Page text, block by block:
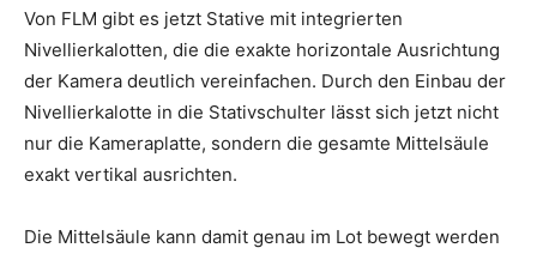
Von FLM gibt es jetzt Stative mit integrierten
Nivellierkalotten, die die exakte horizontale Ausrichtung
der Kamera deutlich vereinfachen. Durch den Einbau der
Nivellierkalotte in die Stativschulter lässt sich jetzt nicht
nur die Kameraplatte, sondern die gesamte Mittelsäule
exakt vertikal ausrichten.
Die Mittelsäule kann damit genau im Lot bewegt werden